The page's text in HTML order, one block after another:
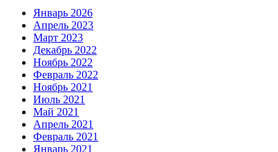
Январь 2026
Апрель 2023
Март 2023
Декабрь 2022
Ноябрь 2022
Февраль 2022
Ноябрь 2021
Июль 2021
Май 2021
Апрель 2021
Февраль 2021
Январь 2021